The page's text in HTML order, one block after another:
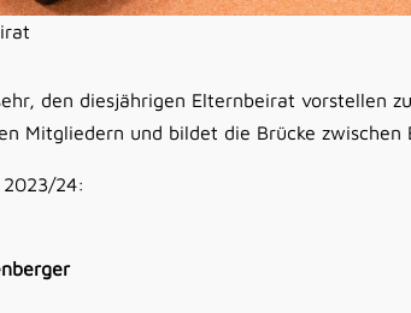
den diesjährigen Elternbeirat vorstellen
Mitgliedern und bildet die Brücke zwischen
24: